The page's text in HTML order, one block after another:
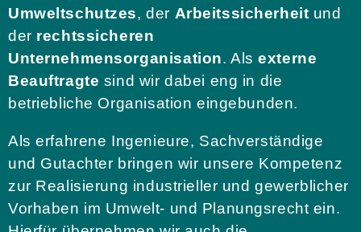
Umweltschutzes, der Arbeitssicherheit und
der rechtssicheren
Unternehmensorganisation. Alsexterne
Beauftragte sind wir dabei eng in die
betriebliche Organisation eingebunden.
Als erfahrene Ingenieure, Sachverständige
und Gutachter bringen wir unsere Kompetenz
zur Realisierung industrieller und gewerblicher
Vorhaben im Umwelt- und Planungsrecht ein.